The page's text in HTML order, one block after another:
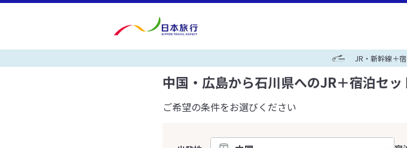
JR・新幹線＋
中国・広島から石川県へのJR＋宿泊セッ
ご希望の条件をお選びください